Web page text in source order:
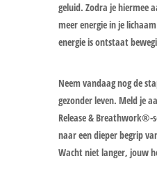
geluid. Zodra je hiermee
meer energie in je
energie is ontstaat
Neem vandaag nog de
gezonder leven. Meld je
Release & Breathwork®-
naar een dieper begrip
Wacht niet langer, jouw